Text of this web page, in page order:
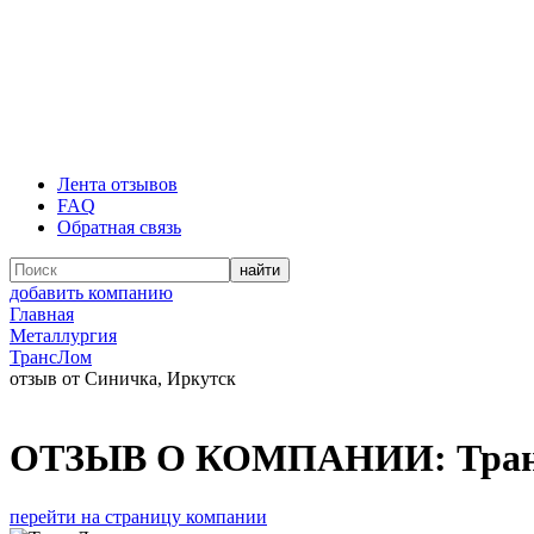
Лента отзывов
FAQ
Обратная связь
добавить компанию
Главная
Металлургия
ТрансЛом
отзыв от Синичка, Иркутск
ОТЗЫВ О КОМПАНИИ:
перейти на страницу компании